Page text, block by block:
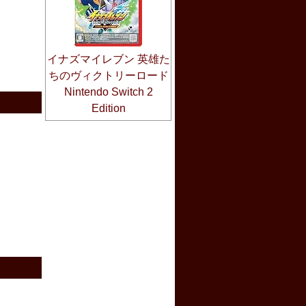
イナズマイレブン 英雄た
ちのヴィクトリーロード
Nintendo Switch 2
Edition